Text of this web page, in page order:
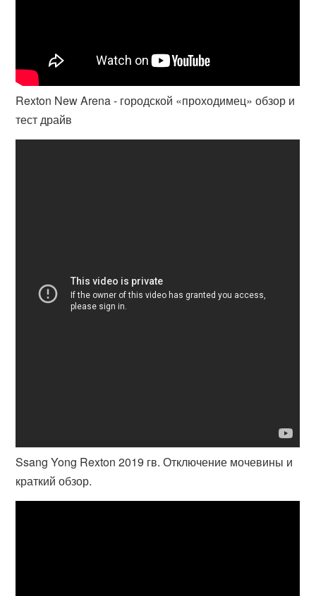
Rexton New Arena - городской «проходимец» обзор и
тест драйв
Ssang Yong Rexton 2019 гв. Отключение мочевины и
краткий обзор.